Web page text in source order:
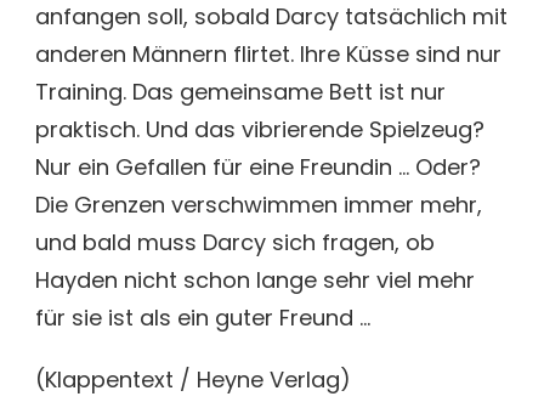
anfangen soll, sobald Darcy tatsächlich mit
anderen Männern flirtet. Ihre Küsse sind nur
Training. Das gemeinsame Bett ist nur
praktisch. Und das vibrierende Spielzeug?
Nur ein Gefallen für eine Freundin … Oder?
Die Grenzen verschwimmen immer mehr,
und bald muss Darcy sich fragen, ob
Hayden nicht schon lange sehr viel mehr
für sie ist als ein guter Freund …
(Klappentext / Heyne Verlag)